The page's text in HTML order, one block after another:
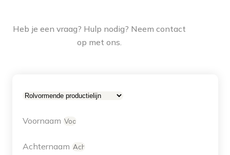
Heb je een vraag? Hulp nodig? Neem contact
op met ons.
Voornaam
Achternaam